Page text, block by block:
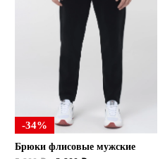
-34%
Брюки флисовые мужские